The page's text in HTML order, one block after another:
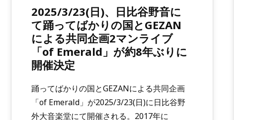
2025/3/23(日)、日比谷野音に
て踊ってばかりの国とGEZAN
による共同企画2マンライブ
「of Emerald」が約8年ぶりに
開催決定
踊ってばかりの国とGEZANによる共同企画
「of Emerald」が2025/3/23(日)に日比谷野
外大音楽堂にて開催される。2017年に